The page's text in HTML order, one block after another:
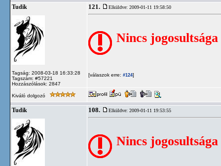
Tudik
Tagság: 2008-03-18 16:33:28
Tagszám: #57221
Hozzászólások: 2847
121. Elküldve: 2009-01-11 19:58:50
Nincs
[válaszok erre: #124]
Kiváló dolgozó
Tudik 108. Elküldve: 2009-01-11 19:53:55
Nincs